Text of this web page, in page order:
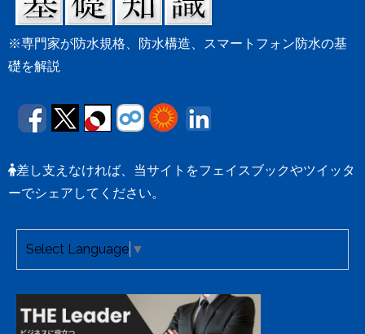
※専門家が防水規格、防水構造、スマートフォン防水の基
礎を解説
差し支えなければ、当サイトをフェイスブックやツイッタ
ーでシェアしてください。
Select Language ▼